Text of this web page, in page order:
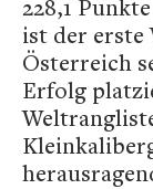
228,1
ist der
Österreich
Erfolg